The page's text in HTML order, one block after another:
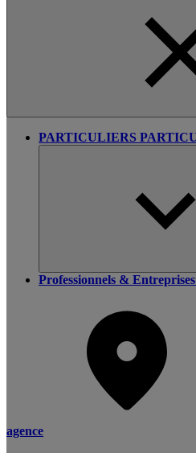
PARTICULIERS
Professionnels & Entreprises
agence